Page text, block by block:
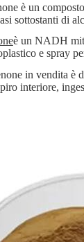
è un
sottostanti di
è un NADH
e spray
in vendita è
interiore,